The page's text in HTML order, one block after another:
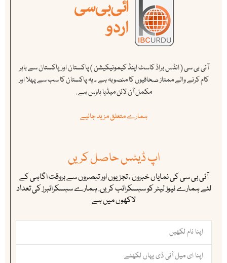
آئی بی سی ( انڈس براڈ کاسٹ اینڈ کیمونیکیشن ) پاکستان اور پاکستان سے باہر
کام کرنے والے ممتاز صحافیوں کا منصوبہ ہے ۔ یہ پاکستان کا سب سے پہلا اور
مکمل آن لائن میڈیا ہاوس ہے .
ہمارے متعلق مزید جانیے
اپ ڈیٹس حاصل کریں
آئی بی سی کی نمایاں خبروں ، تجزیوں اور تبصروں سے بروقت اگاہی کے
لئے ہمارے نیوز لیٹر کو سبسکرائب کریں. ہمارے سبسکرائبرز کی تعداد
لاکھوں میں ہے